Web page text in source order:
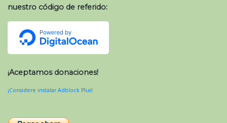
nuestro código de referido:
¡Aceptamos donaciones!
¡Considere instalar Adblock Plus!